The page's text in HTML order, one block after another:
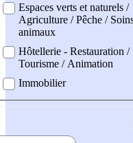
Espaces verts et naturels /
Agriculture / Pêche /
animaux
Hôtellerie - Restauration /
Tourisme / Animation
Immobilier